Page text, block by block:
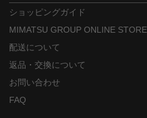
ショッピングガイド
MIMATSU GROUP ONLINE
配送について
返品・交換について
お問い合わせ
FAQ